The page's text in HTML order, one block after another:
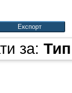
за: